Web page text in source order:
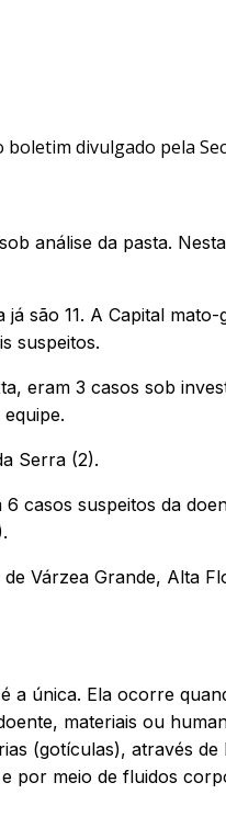
divulgado pela
análise da pasta.
são 11. A Capital mato-
suspeitos.
eram 3 casos sob
Serra (2).
casos suspeitos da
Várzea Grande, Alta
a única. Ela ocorre
materiais ou
(gotículas), através de
por meio de fluidos